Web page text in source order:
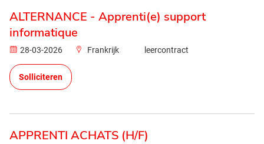
ALTERNANCE - Apprenti(e) support
informatique
28-03-2026 Frankrijk leercontract
Solliciteren
APPRENTI ACHATS (H/F)